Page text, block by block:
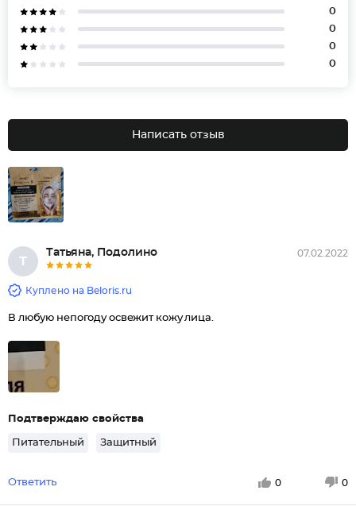
0
0
0
0
Написать отзыв
Т
Татьяна, Подолино 07.02.2022
Куплено на Beloris.ru
В любую непогоду освежит кожу лица.
Подтверждаю свойства
Питательный Защитный
Ответить 0 0